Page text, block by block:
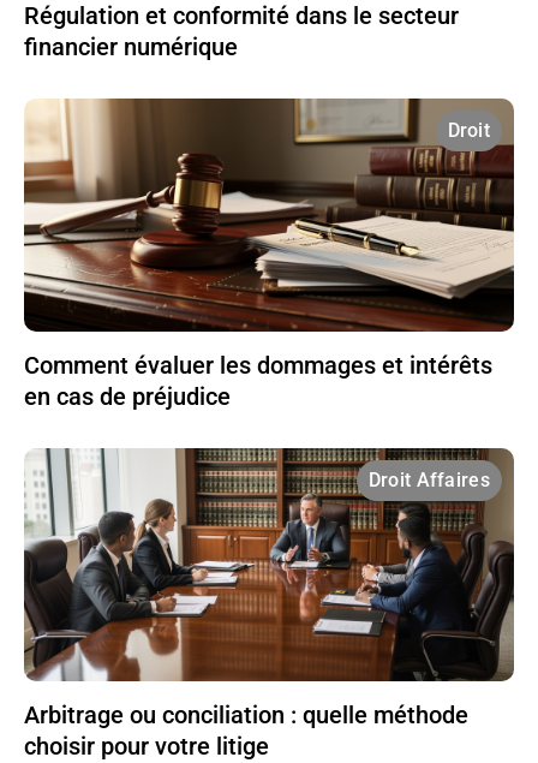
Régulation et conformité dans le secteur
financier numérique
Droit
Comment évaluer les dommages et intérêts
en cas de préjudice
Droit Affaires
Arbitrage ou conciliation : quelle méthode
choisir pour votre litige